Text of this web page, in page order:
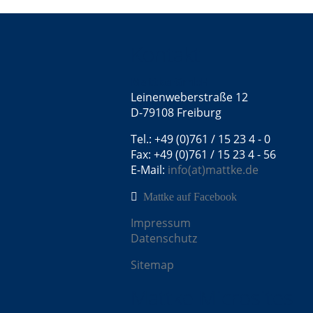
Leinenweberstraße 12
D-79108 Freiburg
Tel.: +49 (0)761 / 15 23 4 - 0
Fax: +49 (0)761 / 15 23 4 - 56
E-Mail: info(at)mattke.de
Mattke auf Facebook
Impressum
Datenschutz
Sitemap